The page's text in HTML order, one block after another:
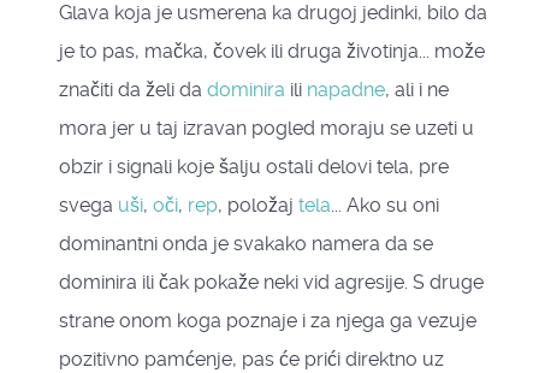
Glava koja je usmerena ka drugoj jedinki, bilo da
je to pas, mačka, čovek ili druga životinja... može
značiti da želi da dominira ili napadne, ali i ne
mora jer u taj izravan pogled moraju se uzeti u
obzir i signali koje šalju ostali delovi tela, pre
svega uši, oči, rep, položaj tela... Ako su oni
dominantni onda je svakako namera da se
dominira ili čak pokaže neki vid agresije. S druge
strane onom koga poznaje i za njega ga vezuje
pozitivno pamćenje, pas će prići direktno uz